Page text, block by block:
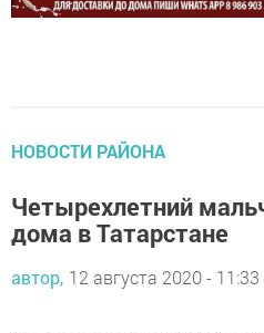
НОВОСТИ РАЙОНА
Четырехлетний
дома в Татарстане